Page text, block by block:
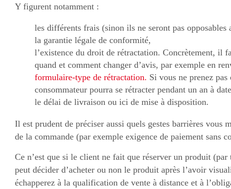
Y figurent notamment :
les différents frais (sinon ils ne seront pas opposables
la garantie légale de conformité,
l’existence du droit de rétractation. Concrètement, il
quand et comment changer d’avis, par exemple en
formulaire-type de rétractation. Si vous ne prenez
consommateur pourra se rétracter pendant un an à
le délai de livraison ou ici de mise à disposition.
Il est prudent de préciser aussi quels gestes barrières vous
de la commande (par exemple exigence de paiement sans
Ce n’est que si le client ne fait que réserver un produit (par
peut décider d’acheter ou non le produit après l’avoir
échapperez à la qualification de vente à distance et à